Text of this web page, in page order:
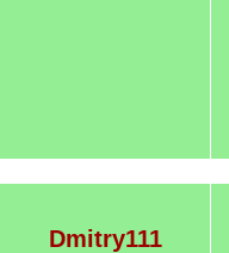
Dmitry111